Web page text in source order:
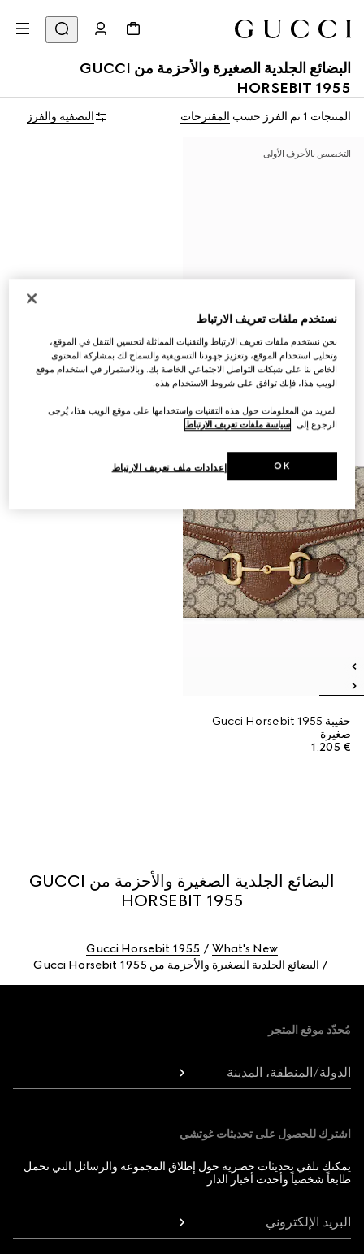
البضائع الجلدية الصغيرة والأحزمة من GUCCI
HORSEBIT 1955
المنتجات 1 تم الفرز حسب المقترحات التصفية والفرز
التخصيص بالأحرف الأولى
حقيبة Gucci Horsebit 1955
صغيرة
€ 1.205
البضائع الجلدية الصغيرة والأحزمة من GUCCI
HORSEBIT 1955
What's New
Gucci Horsebit 1955
البضائع الجلدية الصغيرة والأحزمة من Gucci Horsebit 1955
مُحدّد موقع المتجر
الدولة/المنطقة، المدينة
اشترك للحصول على تحديثات غوتشي
يمكنك تلقي تحديثات حصرية حول إطلاق المجموعة والرسائل التي تحمل
طابعاً شخصياً وأحدث أخبار الدار.
البريد الإلكتروني
نستخدم ملفات تعريف الارتباط
نحن نستخدم ملفات تعريف الارتباط والتقنيات المماثلة لتحسين التنقل في الموقع،
وتحليل استخدام الموقع، وتعزيز جهودنا التسويقية والسماح لك بمشاركة المحتوى
الخاص بنا على شبكات التواصل الاجتماعي الخاصة بك. وبالاستمرار في استخدام موقع
الويب هذا، فإنك توافق على شروط الاستخدام هذه.
.لمزيد من المعلومات حول هذه التقنيات واستخدامها على موقع الويب هذا، يُرجى
الرجوع إلى سياسة ملفات تعريف الارتباط
إعدادات ملف تعريف الارتباط OK